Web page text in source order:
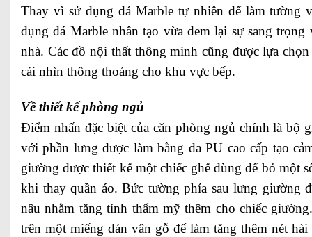
Thay vì sử dụng đá Marble tự nhiên để làm tường
dụng đá Marble nhân tạo vừa đem lại sự sang
nhà. Các đồ nội thất thông minh cũng được lựa
cái nhìn thông thoáng cho khu vực bếp.
Về thiết kế phòng ngủ
Điểm nhấn đặc biệt của căn phòng ngủ chính là bộ
với phần lưng được làm bằng da PU cao cấp tạo
giường được thiết kế một chiếc ghế dùng để bỏ một
khi thay quần áo. Bức tường phía sau lưng giường
nâu nhằm tăng tính thẩm mỹ thêm cho chiếc
trên một miếng dán vân gỗ để làm tăng thêm nét